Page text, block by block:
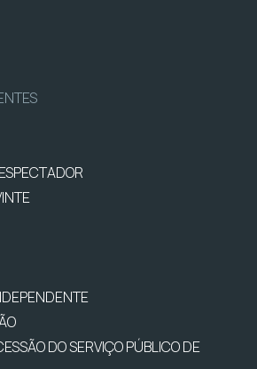
DO SERVIÇO PÚBLICO DE